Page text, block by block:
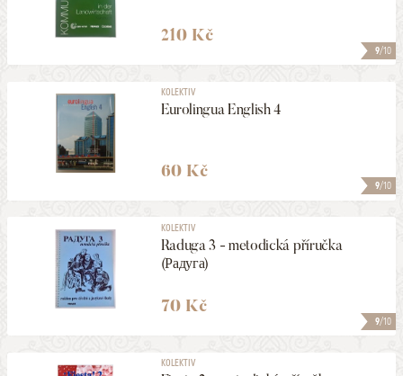
9/10
210 Kč
9/10
KOLEKTIV
Eurolingua English 4
60 Kč
9/10
KOLEKTIV
Raduga 3 - metodická příručka
(Радуга)
70 Kč
KOLEKTIV